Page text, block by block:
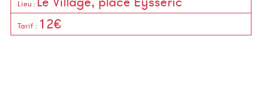
Lieu :
Tarif : 12€